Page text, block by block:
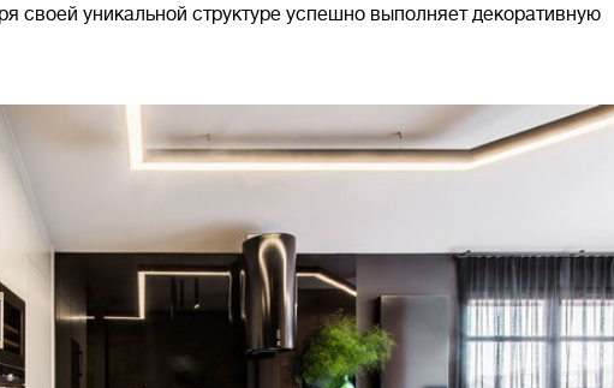
своей уникальной структуре успешно выполняет декоративную